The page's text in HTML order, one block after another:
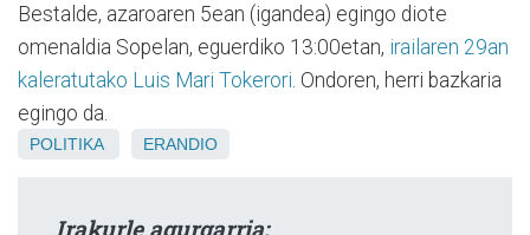
Bestalde, azaroaren 5ean (igandea) egingo diote
omenaldia Sopelan, eguerdiko 13:00etan, irailaren 29an
kaleratutako Luis Mari Tokerori . Ondoren, herri bazkaria
egingo da.
POLITIKA ERANDIO
Irakurle agurgarria: